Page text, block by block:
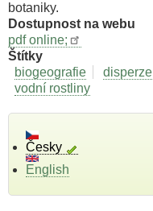
botaniky.
Dostupnost na webu
pdf online;
Štítky
biogeografie
disperze
vodní rostliny
Česky
English